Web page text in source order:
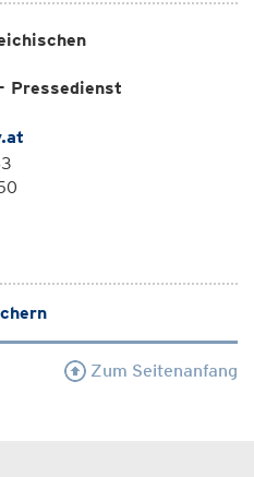
Pressedienst
Zum Seitenanfang